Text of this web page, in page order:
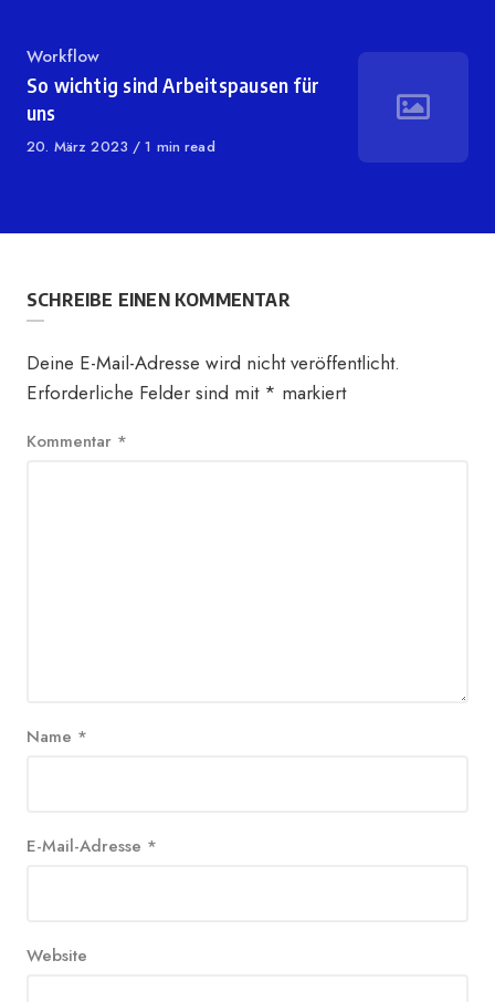
Category
Workflow
So wichtig sind Arbeitspausen für
uns
Published
20. März 2023 1 min read
SCHREIBE EINEN KOMMENTAR
Deine E-Mail-Adresse wird nicht veröffentlicht.
Erforderliche Felder sind mit * markiert
Kommentar *
Name *
E-Mail-Adresse *
Website